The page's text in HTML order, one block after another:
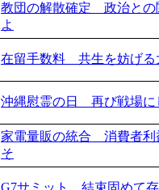
教団の解散確定 政治との
よ
在留手数料 共生を妨げる
沖縄慰霊の日 再び戦場に
家電量販の統合 消費者利
そ
G7サミット 結束固めて